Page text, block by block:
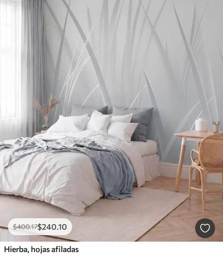
$400.17$240 .10
Hierba, hojas afiladas